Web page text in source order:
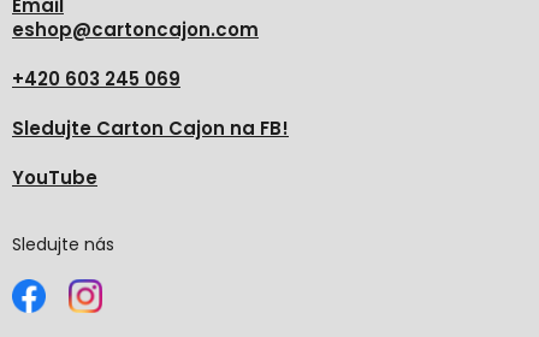
Email
eshop@cartoncajon.com
+420 603 245 069
Sledujte Carton Cajon na FB!
YouTube
Sledujte nás